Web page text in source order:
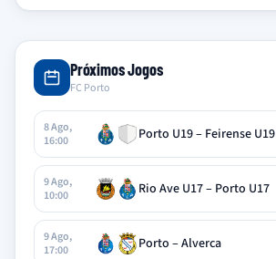
Próximos Jogos
FC Porto
8 Ago,
16:00
Porto U19 – Feirense U19
9 Ago,
10:00
Rio Ave U17 – Porto U17
9 Ago,
17:00
Porto – Alverca